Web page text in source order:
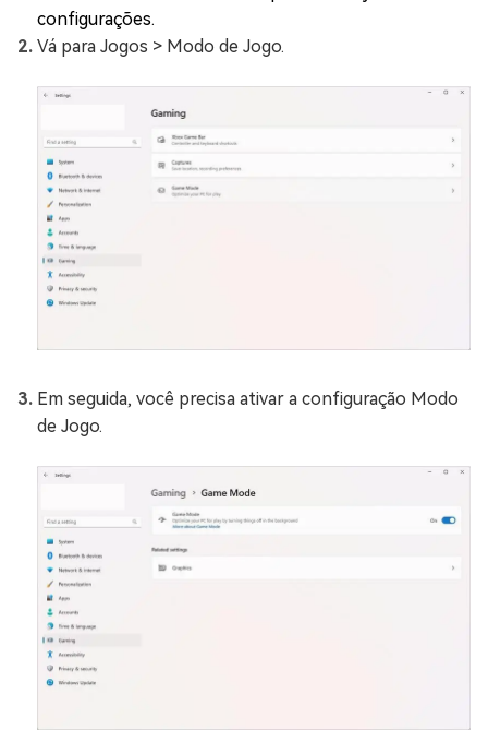
configurações.
Vá para Jogos > Modo de Jogo.
Em seguida, você precisa ativar a configuração Modo
de Jogo.